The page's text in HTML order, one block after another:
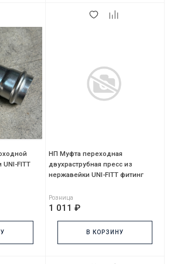
FITT
НП Муфта переходная
двухраструбная пресс из
нержавейки UNI-FITT фитинг
Розница
1 011 ₽
В КОРЗИНУ